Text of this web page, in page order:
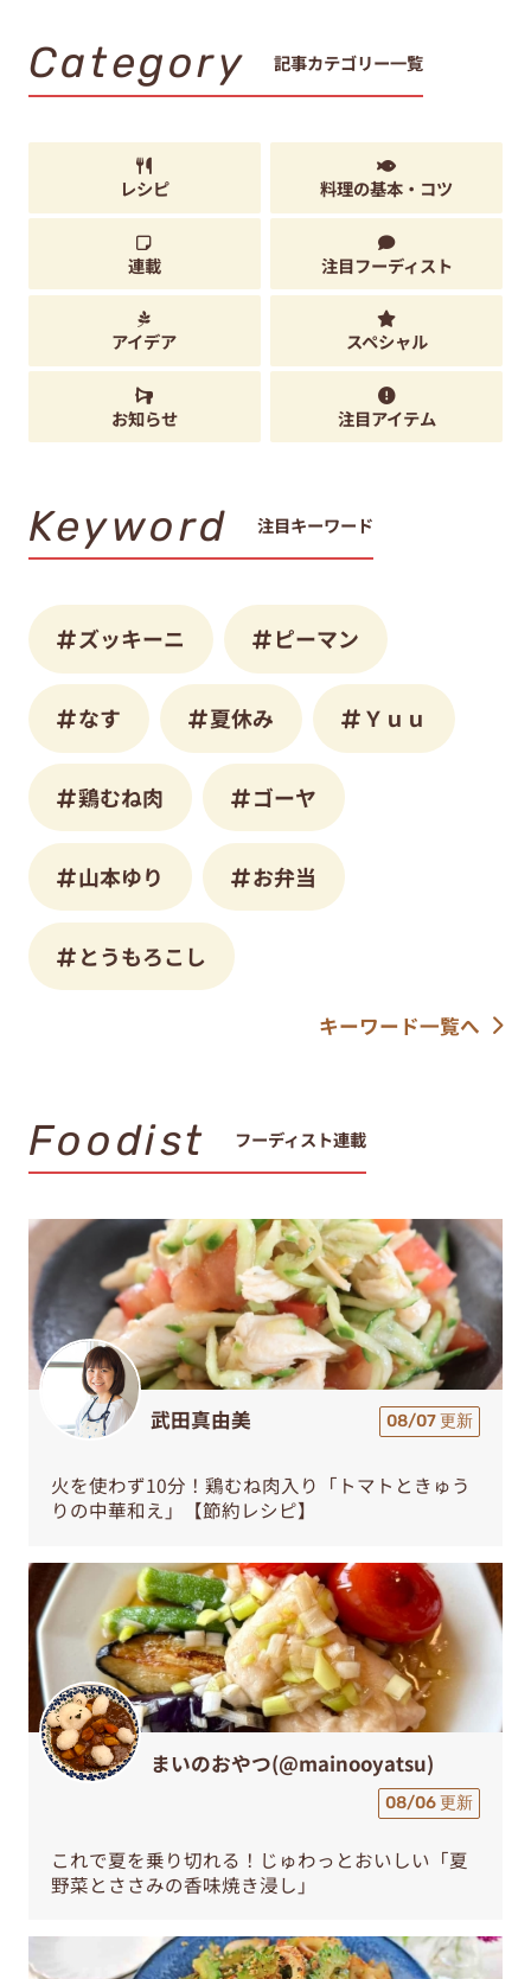
Category 記事カテゴリー一覧
レシピ 料理の基本・コツ
連載 注目フーディスト
アイデア スペシャル
お知らせ 注目アイテム
Keyword 注目キーワード
ズッキーニ ピーマン
なす 夏休み Ｙｕｕ
鶏むね肉 ゴーヤ
山本ゆり お弁当
とうもろこし
キーワード一覧へ
Foodist フーディスト連載
武田真由美 08/07 更新
火を使わず10分！鶏むね肉入り「トマトときゅう
りの中華和え」【節約レシピ】
まいのおやつ(@mainooyatsu)
08/06 更新
これで夏を乗り切れる！じゅわっとおいしい「夏
野菜とささみの香味焼き浸し」